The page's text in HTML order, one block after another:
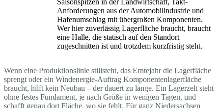
Anforderungen aus der Automobilindustrie und
Hafenumschlag mit übergroßen Komponenten.
Wer hier zuverlässig Lagerfläche braucht, braucht
eine Halle, die statisch auf den Standort
zugeschnitten ist und trotzdem kurzfristig steht.
Wenn eine Produktionslinie stillsteht, das Erntejahr die Lagerfläche
sprengt oder ein Windenergie-Auftrag Komponentenlagerfläche
braucht, hilft kein Neubau – der dauert zu lange. Ein Lagerzelt steht
ohne festes Fundament, je nach Größe in wenigen Tagen, und
schafft genau dort Fläche, wo sie fehlt. Für ganz Niedersachsen